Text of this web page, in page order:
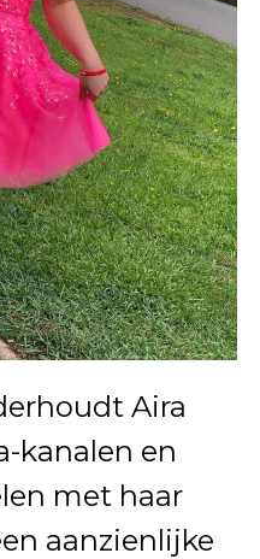
Aira
kanalen en
met haar
aanzienlijke